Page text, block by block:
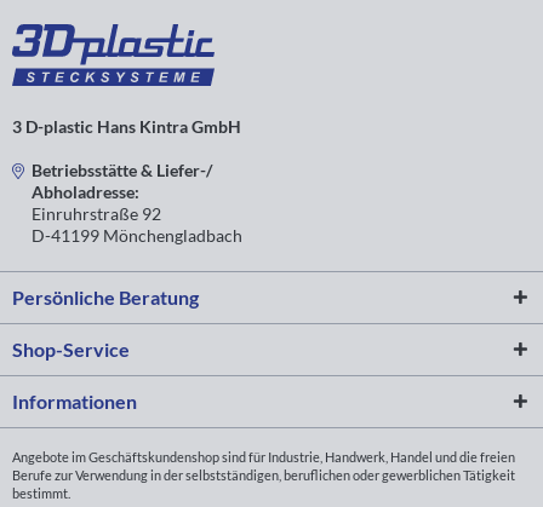
3 D-plastic Hans Kintra GmbH
Betriebsstätte & Liefer-/
Abholadresse:
Einruhrstraße 92
D-41199 Mönchengladbach
Persönliche Beratung
Shop-Service
Informationen
Angebote im Geschäftskundenshop sind für Industrie, Handwerk, Handel und die freien
Berufe zur Verwendung in der selbstständigen, beruflichen oder gewerblichen Tätigkeit
bestimmt.